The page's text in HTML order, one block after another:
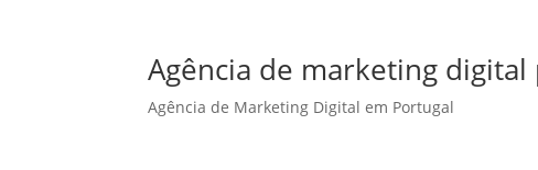
Agência de marketing
Agência de Marketing Digital em Portugal